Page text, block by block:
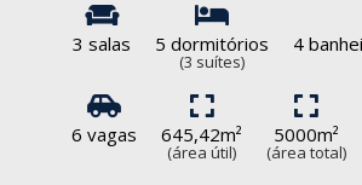
3 salas 5 dormitórios
(3 suítes)
4
6 vagas 645,42m²
(área útil)
5000m²
(área total)